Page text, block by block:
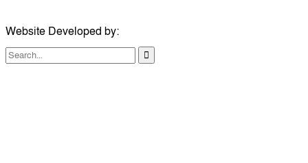
Website Developed by: